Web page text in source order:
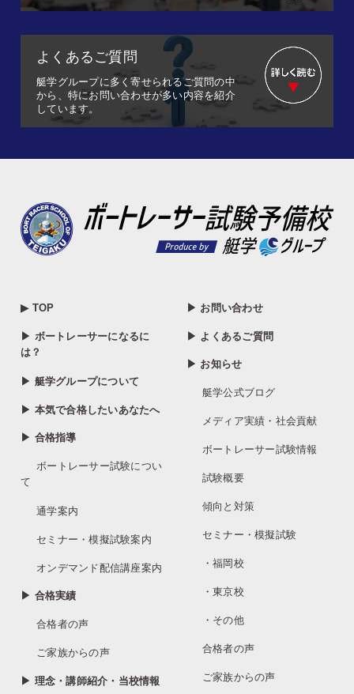
よくあるご質問
艇学グループに多く寄せられるご質問の中
から、特にお問い合わせが多い内容を紹介
しています。
▶ TOP
▶ ボートレーサーになるに
は？
▶ 艇学グループについて
▶ 本気で合格したいあなたへ
▶ 合格指導
ボートレーサー試験につい
て
通学案内
セミナー・模擬試験案内
オンデマンド配信講座案内
▶ 合格実績
合格者の声
ご家族からの声
▶ 理念・講師紹介・当校情報
▶ お問い合わせ
▶ よくあるご質問
▶ お知らせ
艇学公式ブログ
メディア実績・社会貢献
ボートレーサー試験情報
試験概要
傾向と対策
セミナー・模擬試験
・福岡校
・東京校
・その他
合格者の声
ご家族からの声